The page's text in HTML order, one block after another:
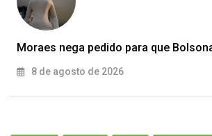
Moraes nega pedido para que
8 de agosto de 2026